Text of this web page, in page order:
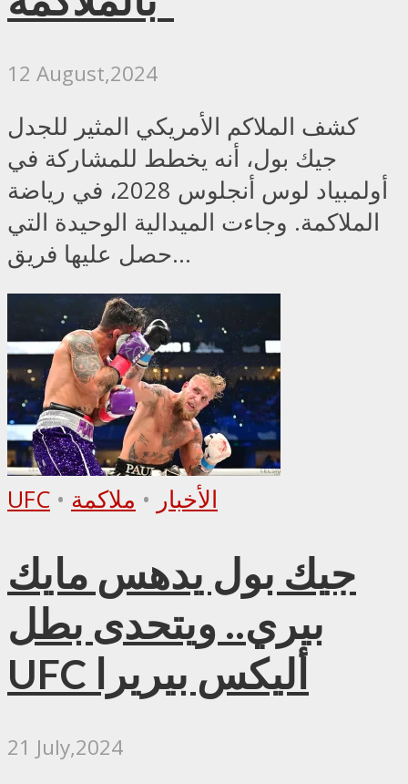
12 August,2024
كشف الملاكم الأمريكي المثير للجدل
جيك بول، أنه يخطط للمشاركة في
أولمبياد لوس أنجلوس 2028، في رياضة
الملاكمة. وجاءت الميدالية الوحيدة التي
حصل عليها فريق...
UFC • الأخبار • ملاكمة
جيك بول يدهس مايك
بيري.. ويتحدى بطل
UFC أليكس بيريرا
21 July,2024